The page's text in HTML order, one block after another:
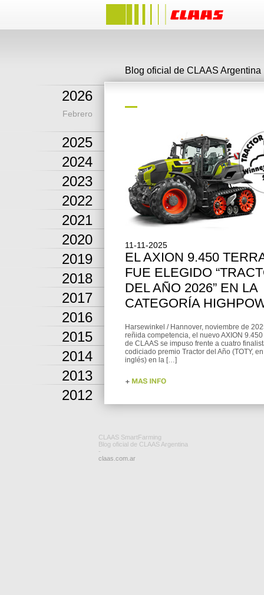
2026
Febrero
2025
2024
2023
2022
2021
2020
2019
2018
2017
2016
2015
2014
2013
2012
Blog oficial de CLAAS Argentina
11-11-2025
EL AXION 9.450
FUE ELEGIDO
DEL AÑO 2026” EN LA
CATEGORÍA
Harsewinkel / Hannover, noviembre de
reñida competencia, el nuevo AXION
de CLAAS se impuso frente a cuatro
codiciado premio Tractor del Año (TOTY,
inglés) en la […]
CLAAS SmartFarming
Blog oficial de CLAAS Argentina
-
claas.com.ar